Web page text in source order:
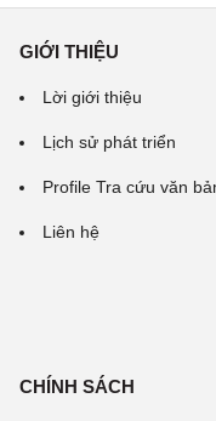
GIỚI THIỆU
Lời giới thiệu
Lịch sử phát triển
Profile Tra cứu văn
Liên hệ
CHÍNH SÁCH